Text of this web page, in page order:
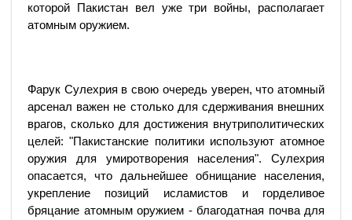
которой Пакистан вел уже три войны, располагает
атомным оружием.
Фарук Сулехрия в свою очередь уверен, что атомный
арсенал важен не столько для сдерживания внешних
врагов, сколько для достижения внутриполитических
целей: "Пакистанские политики используют атомное
оружия для умиротворения населения". Сулехрия
опасается, что дальнейшее обнищание населения,
укрепление позиций исламистов и горделивое
бряцание атомным оружием - благодатная почва для